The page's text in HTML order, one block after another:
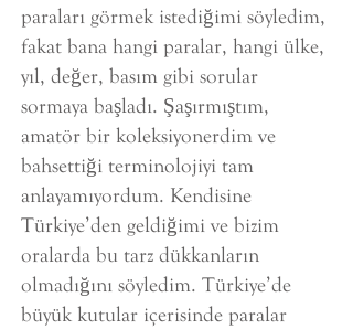
paraları görmek istediğimi söyledim,
fakat bana hangi paralar, hangi ülke,
yıl, değer, basım gibi sorular
sormaya başladı. Şaşırmıştım,
amatör bir koleksiyonerdim ve
bahsettiği terminolojiyi tam
anlayamıyordum. Kendisine
Türkiye’den geldiğimi ve bizim
oralarda bu tarz dükkanların
olmadığını söyledim. Türkiye’de
büyük kutular içerisinde paralar